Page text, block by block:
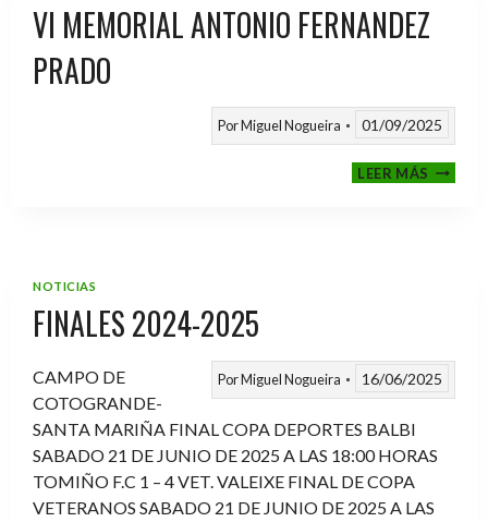
VI MEMORIAL ANTONIO FERNANDEZ
PRADO
PorMiguel Nogueira 01/09/2025
LEER MÁSVI
NOTICIAS
FINALES 2024-2025
PorMiguel Nogueira 16/06/2025
CAMPO DE
COTOGRANDE-
SANTA MARIÑA FINAL COPA DEPORTES BALBI
SABADO 21 DE JUNIO DE 2025 A LAS 18:00 HORAS
TOMIÑO F.C 1 – 4 VET. VALEIXE FINAL DE COPA
VETERANOS SABADO 21 DE JUNIO DE 2025 A LAS